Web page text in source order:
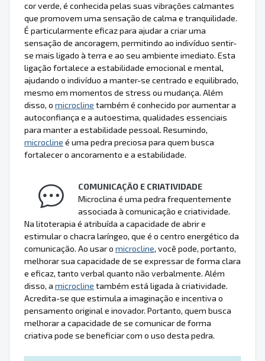
cor verde, é conhecida pelas suas vibrações calmantes
que promovem uma sensação de calma e tranquilidade.
É particularmente eficaz para ajudar a criar uma
sensação de ancoragem, permitindo ao indivíduo sentir-
se mais ligado à terra e ao seu ambiente imediato. Esta
ligação fortalece a estabilidade emocional e mental,
ajudando o indivíduo a manter-se centrado e equilibrado,
mesmo em momentos de stress ou mudança. Além
disso, o microcline também é conhecido por aumentar a
autoconfiança e a autoestima, qualidades essenciais
para manter a estabilidade pessoal. Resumindo,
microcline é uma pedra preciosa para quem busca
fortalecer o ancoramento e a estabilidade.
COMUNICAÇÃO E CRIATIVIDADE
Microclina é uma pedra frequentemente
associada à comunicação e criatividade.
Na litoterapia é atribuída a capacidade de abrir e
estimular o chacra laríngeo, que é o centro energético da
comunicação. Ao usar o microcline, você pode, portanto,
melhorar sua capacidade de se expressar de forma clara
e eficaz, tanto verbal quanto não verbalmente. Além
disso, a microcline também está ligada à criatividade.
Acredita-se que estimula a imaginação e incentiva o
pensamento original e inovador. Portanto, quem busca
melhorar a capacidade de se comunicar de forma
criativa pode se beneficiar com o uso desta pedra.